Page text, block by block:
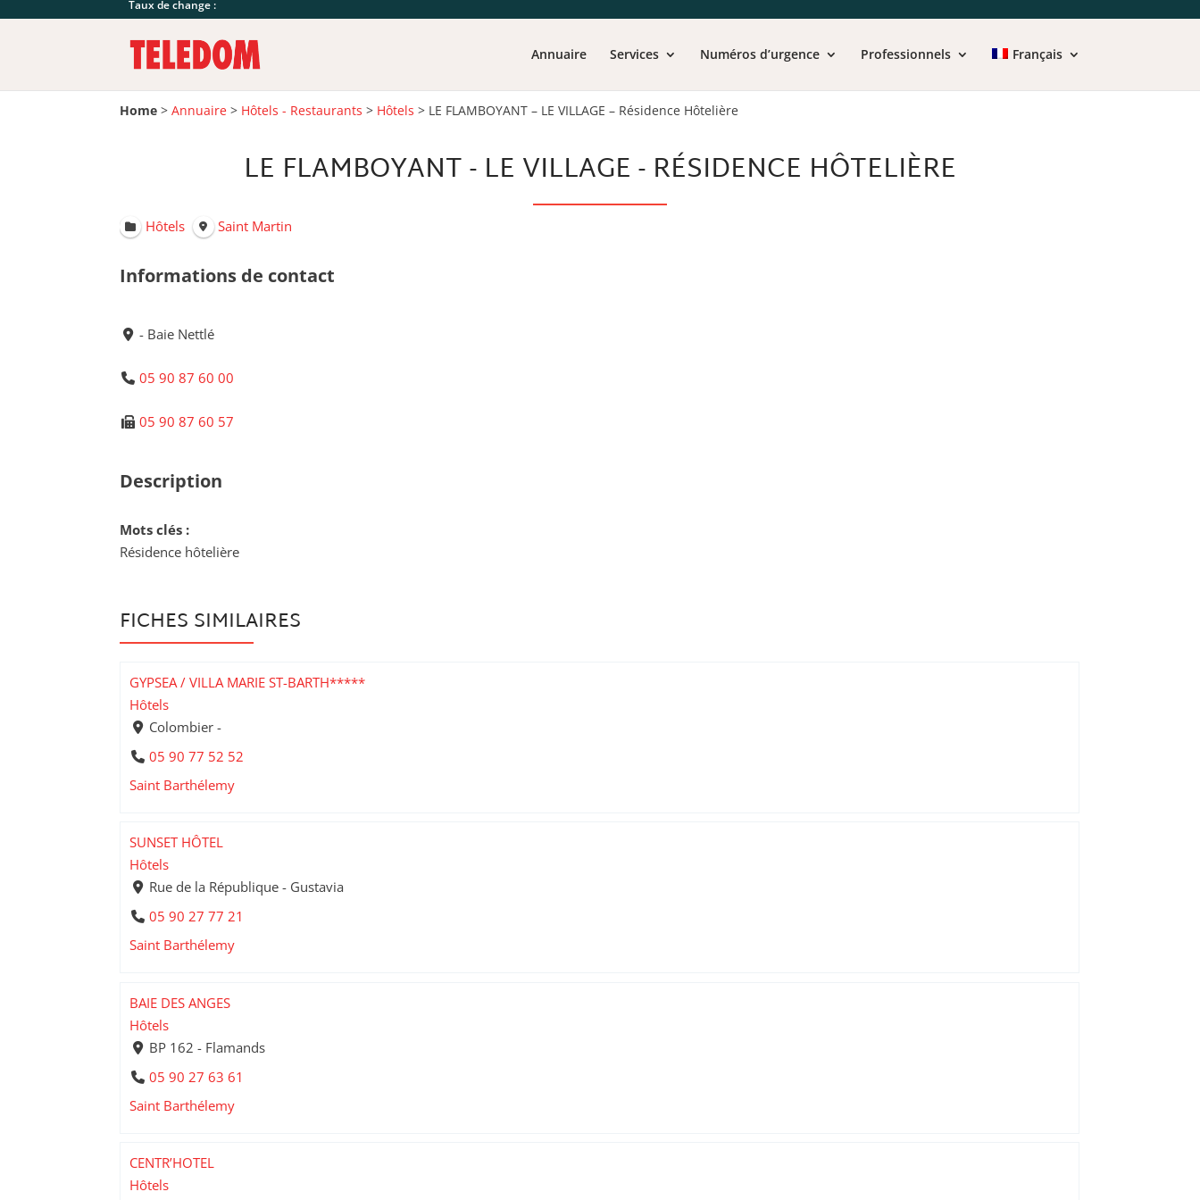
Taux de change :
Annuaire Services Numéros d’urgence Professionnels Français
Home >Annuaire > Hôtels - Restaurants > Hôtels > LE FLAMBOYANT – LE VILLAGE – Résidence Hôtelière
LE FLAMBOYANT - LE VILLAGE - RÉSIDENCE HÔTELIÈRE
Hôtels Saint Martin
Informations de contact
- Baie Nettlé
05 90 87 60 00
05 90 87 60 57
Description
Mots clés :
Résidence hôtelière
FICHES SIMILAIRES
GYPSEA / VILLA MARIE ST-BARTH*****
Hôtels
Colombier -
05 90 77 52 52
Saint Barthélemy
SUNSET HÔTEL
Hôtels
Rue de la République - Gustavia
05 90 27 77 21
Saint Barthélemy
BAIE DES ANGES
Hôtels
BP 162 - Flamands
05 90 27 63 61
Saint Barthélemy
CENTR’HOTEL
Hôtels